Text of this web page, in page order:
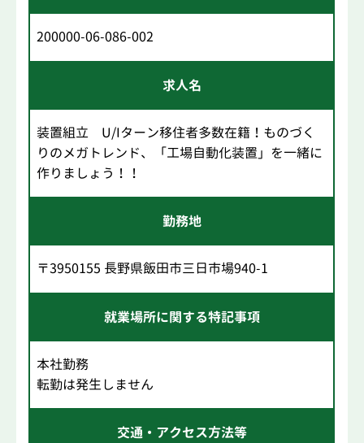
200000-06-086-002
求人名
装置組立 U/Iターン移住者多数在籍！ものづく
りのメガトレンド、「工場自動化装置」を一緒に
作りましょう！！
勤務地
〒3950155 長野県飯田市三日市場940-1
就業場所に関する特記事項
本社勤務
転勤は発生しません
交通・アクセス方法等